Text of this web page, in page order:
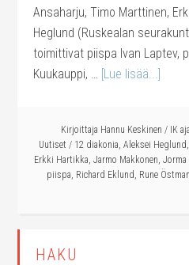
Ansaharju, Timo Marttinen,
Heglund (Ruskealan
toimittivat piispa Ivan Laptev,
Kuukauppi, … [Lue lisää...]
Kirjoittaja Hannu Keskinen / IK
Uutiset / 12 diakonia, Aleksei Heglund,
Erkki Hartikka, Jarmo Makkonen, Jorma
piispa, Richard Eklund, Rune Östman
HAKU